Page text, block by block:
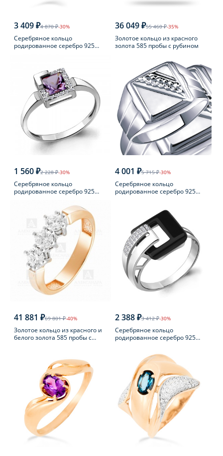
3 409 ₽4 870 ₽-30%
Серебряное кольцо
родированное серебро 925
36 049 ₽55 460 ₽-35%
Золотое кольцо из красного
золота 585 пробы с рубином
1 560 ₽2 228 ₽-30%
Серебряное кольцо
родированное серебро 925
4 001 ₽5 715 ₽-30%
Серебряное кольцо
родированное серебро 925
41 881 ₽69 801 ₽-40%
Золотое кольцо из красного и
белого золота 585 пробы с
2 388 ₽3 412 ₽-30%
Серебряное кольцо
родированное серебро 925